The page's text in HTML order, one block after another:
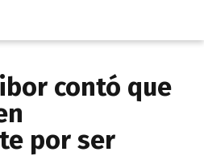
contó que
por ser